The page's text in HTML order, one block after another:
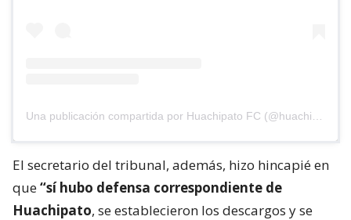
El secretario del tribunal, además, hizo hincapié en
que“sí hubo defensa correspondiente de
Huachipato, se establecieron los descargos y se